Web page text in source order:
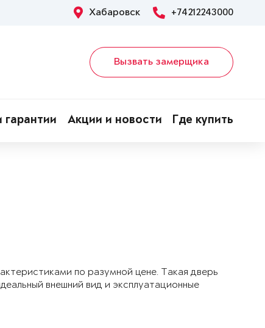
Хабаровск +74212243000
Вызвать замерщика
гарантии Акции и новости Где купить
по разумной цене. Такая дверь
внешний вид и эксплуатационные